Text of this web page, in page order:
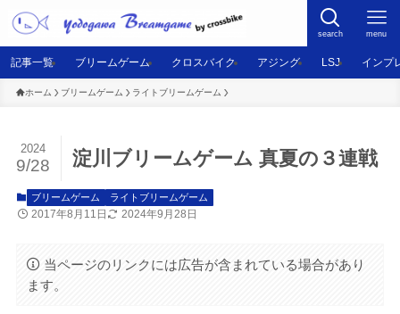
search menu
記事一覧 ブリームゲーム クロスバイク アジング LSJ インプ
ホーム ブリームゲーム ライトブリームゲーム
淀川ブリームゲーム 真夏の３連戦
2024
9/28
ブリームゲーム ライトブリームゲーム
2017年8月11日 2024年9月28日
当ページのリンクには広告が含まれている場合があり
ます。